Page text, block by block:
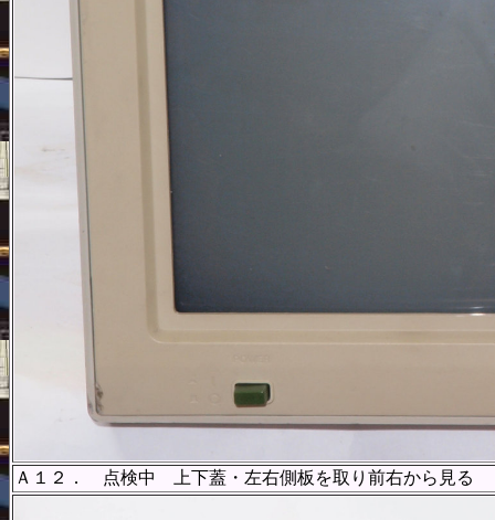
Ａ１２． 点検中 上下蓋・左右側板を取り前右から見る